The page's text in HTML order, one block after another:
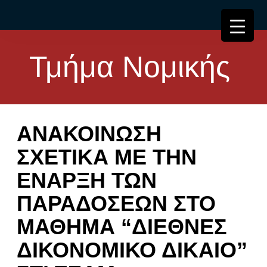
Τμήμα Νομικής
ΑΝΑΚΟΙΝΩΣΗ
ΣΧΕΤΙΚΑ ΜΕ ΤΗΝ
ΕΝΑΡΞΗ ΤΩΝ
ΠΑΡΑΔΟΣΕΩΝ ΣΤΟ
ΜΑΘΗΜΑ “ΔΙΕΘΝΕΣ
ΔΙΚΟΝΟΜΙΚΟ ΔΙΚΑΙΟ”